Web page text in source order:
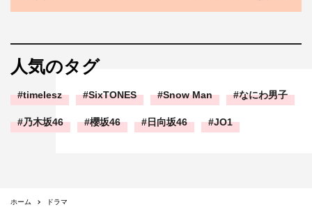
人気のタグ
timelesz SixTONES Snow Man なにわ男子
乃木坂46 櫻坂46 日向坂46 JO1
ホーム
ドラマ